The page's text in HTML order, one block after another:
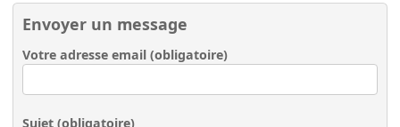
Envoyer un message
Votre adresse email (obligatoire)
Sujet (obligatoire)